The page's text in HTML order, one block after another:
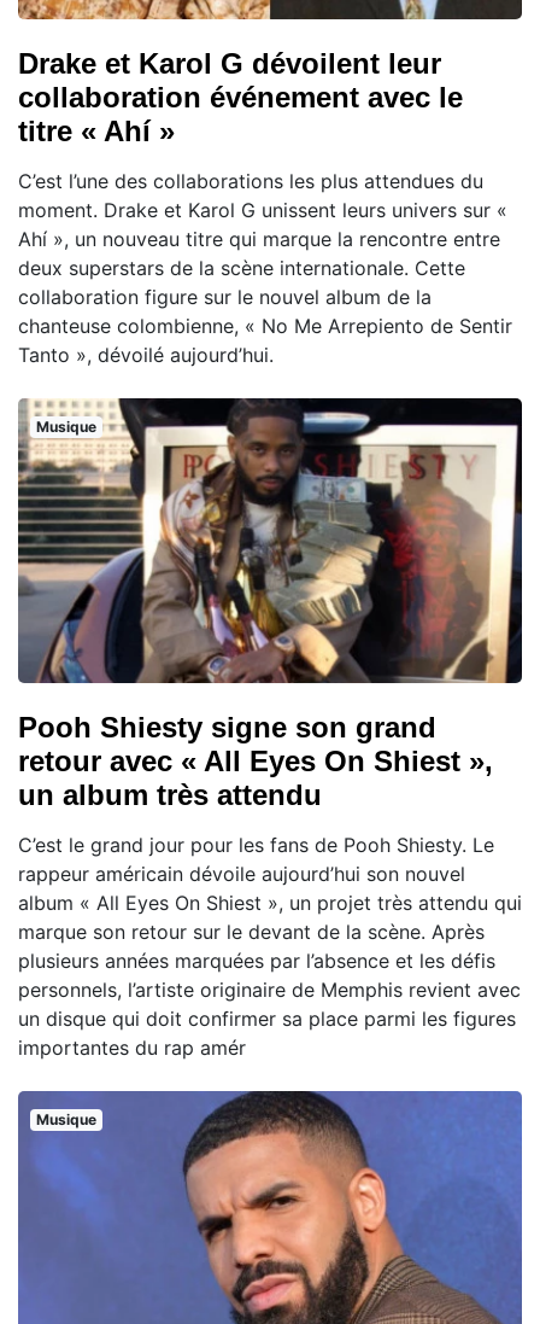
Drake et Karol G dévoilent leur
collaboration événement avec le
titre « Ahí »
C’est l’une des collaborations les plus attendues du
moment. Drake et Karol G unissent leurs univers sur «
Ahí », un nouveau titre qui marque la rencontre entre
deux superstars de la scène internationale. Cette
collaboration figure sur le nouvel album de la
chanteuse colombienne, « No Me Arrepiento de Sentir
Tanto », dévoilé aujourd’hui.
Musique
Pooh Shiesty signe son grand
retour avec « All Eyes On Shiest »,
un album très attendu
C’est le grand jour pour les fans de Pooh Shiesty. Le
rappeur américain dévoile aujourd’hui son nouvel
album « All Eyes On Shiest », un projet très attendu qui
marque son retour sur le devant de la scène. Après
plusieurs années marquées par l’absence et les défis
personnels, l’artiste originaire de Memphis revient avec
un disque qui doit confirmer sa place parmi les figures
importantes du rap amér
Musique